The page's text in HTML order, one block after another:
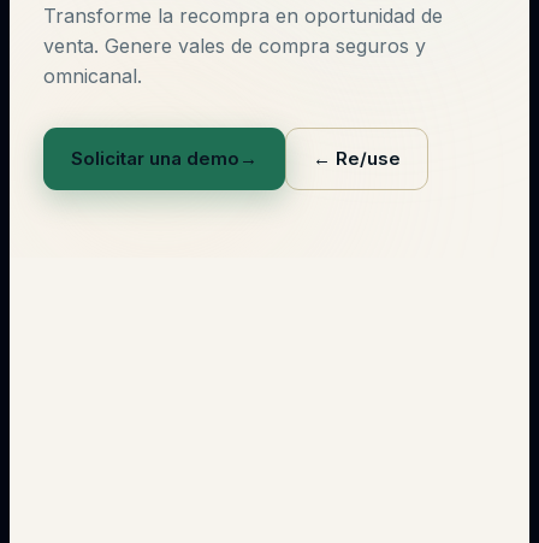
Transforme la recompra en oportunidad de
venta. Genere vales de compra seguros y
omnicanal.
Solicitar una demo → ← Re/use